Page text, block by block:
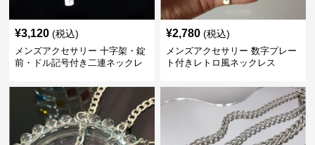
¥3,120 (税込)
メンズアクセサリー 十字架・錠
前・ドル記号付き二連ネックレ
¥2,780 (税込)
メンズアクセサリー 数字プレー
ト付きレトロ風ネックレス